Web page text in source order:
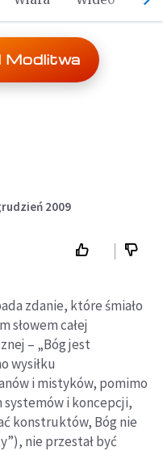
Modlitwa
2009
zdanie, które śmiało
słowem całej
– „Bóg jest
wysiłku
i mistyków, pomimo
i koncepcji,
konstruktów, Bóg nie
nie przestał być